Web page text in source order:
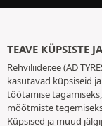
TEAVE KÜPSISTE
Rehviliider.ee (AD
kasutavad küpsiseid
töötamise
mõõtmiste
Küpsised ja muud